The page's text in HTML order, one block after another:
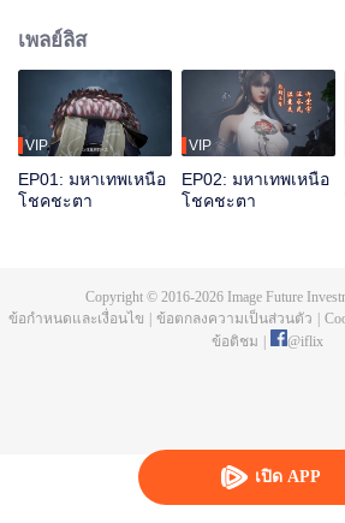
เปิด APP
สุดท้ายรวมแผ่นดินเทียนฝาเป็นหนึ่ง
เพลย์ลิส
VIP
EP01: มหาเทพเหนือ
โชคชะตา
VIP
EP02: มหาเทพเหนือ
โชคชะตา
Copyright © 2016-2026Image Future
ข้อกำหนดและเงื่อนไข
ข้อตกลงความเป็นส่วนตัว
ข้อติชม
@iflix